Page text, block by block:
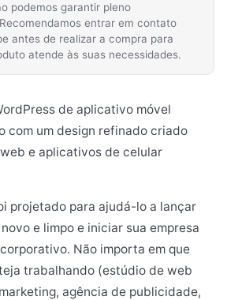
podemos garantir pleno
entrar em contato
antes de realizar a compra para
atende às suas necessidades.
de aplicativo móvel
com um design refinado criado
e aplicativos de celular
projetado para ajudá-lo a lançar
e limpo e iniciar sua empresa
Não importa em que
trabalhando (estúdio de web
agência de publicidade,